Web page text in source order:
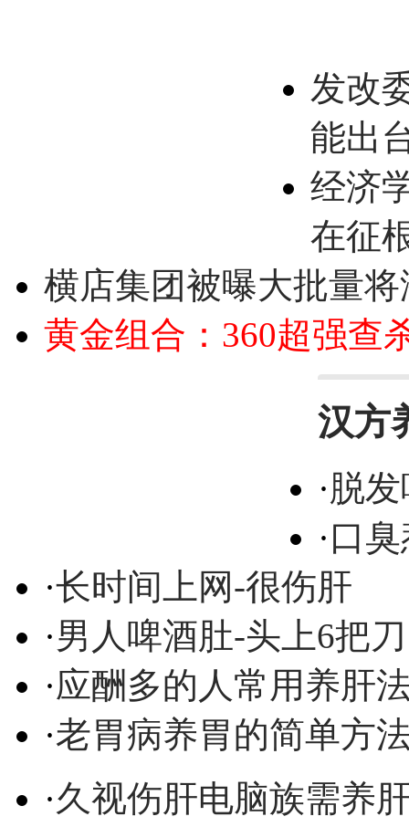
发改
能出
经济
在征
横店集团被曝大批量
黄金组合：360超强查
汉方
·脱
·口
·长时间上网-很伤肝
·男人啤酒肚-头上6把刀
·应酬多的人常用养肝
·老胃病养胃的简单方
·久视伤肝电脑族需养